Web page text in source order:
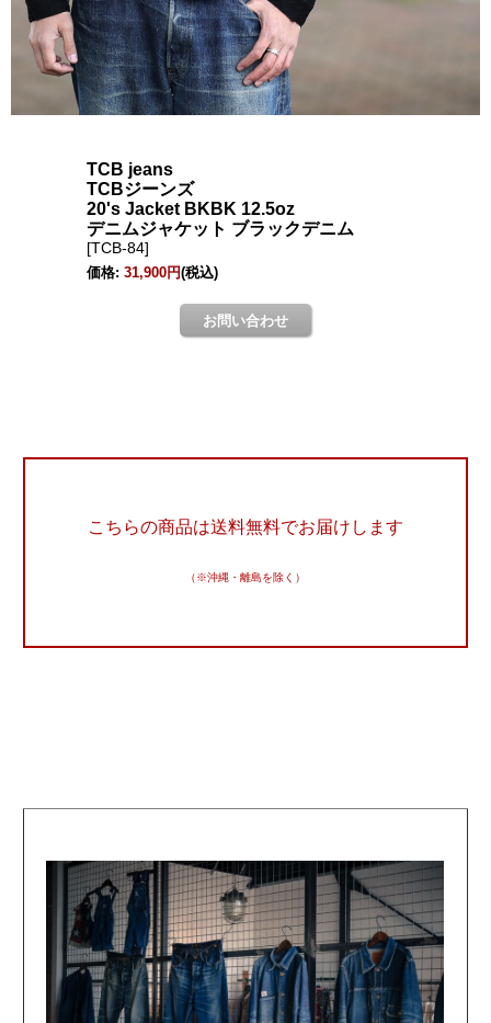
こちらの商品は送料無料でお届けします
（※沖縄・離島を除く）